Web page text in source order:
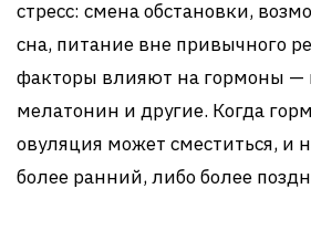
стресс: смена обстановки,
сна, питание вне привычного
факторы влияют на гормоны —
мелатонин и другие. Когда
овуляция может сместиться, и
более ранний, либо более